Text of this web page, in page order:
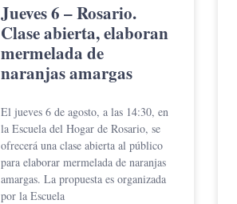
Jueves 6 – Rosario.
Clase abierta, elaboran
mermelada de
naranjas amargas
El jueves 6 de agosto, a las 14:30, en
la Escuela del Hogar de Rosario, se
ofrecerá una clase abierta al público
para elaborar mermelada de naranjas
amargas. La propuesta es organizada
por la Escuela